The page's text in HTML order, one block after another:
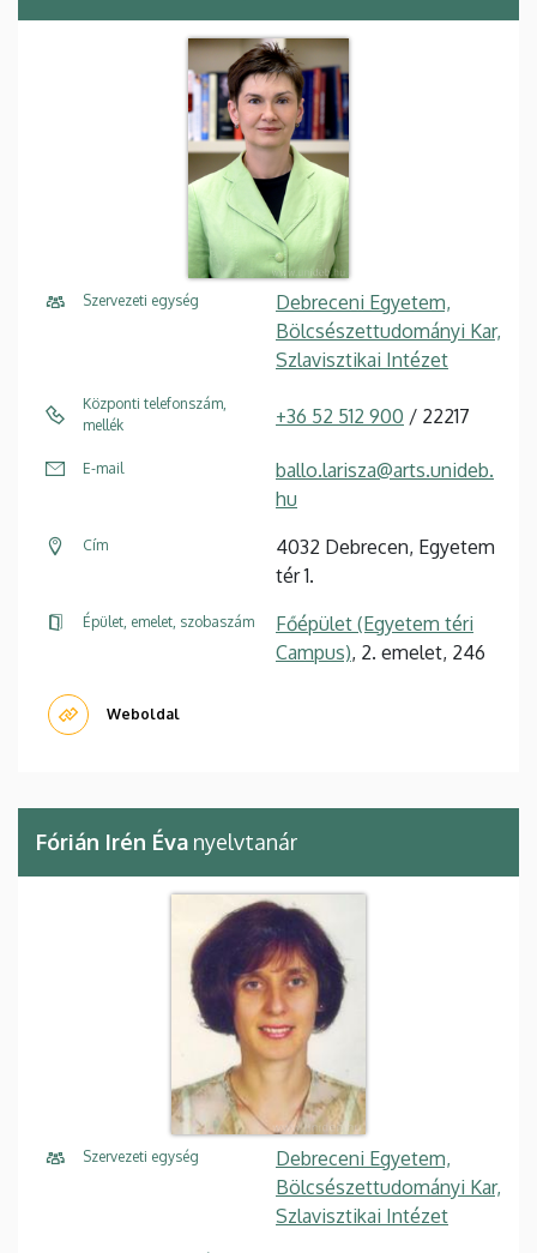
Szervezeti egység
Debreceni Egyetem,
Bölcsészettudományi Kar,
Szlavisztikai Intézet
Központi telefonszám,
mellék
+36 52 512 900 / 22217
E-mail
ballo.larisza@arts.unideb.
hu
Cím
4032 Debrecen, Egyetem
tér 1.
Épület, emelet, szobaszám
Főépület (Egyetem téri
Campus), 2. emelet, 246
Weboldal
Fórián Irén Éva nyelvtanár
Szervezeti egység
Debreceni Egyetem,
Bölcsészettudományi Kar,
Szlavisztikai Intézet